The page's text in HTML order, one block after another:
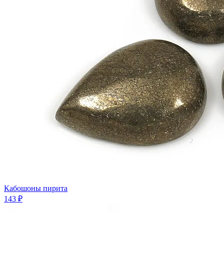
Кабошоны пирита
143 ₽